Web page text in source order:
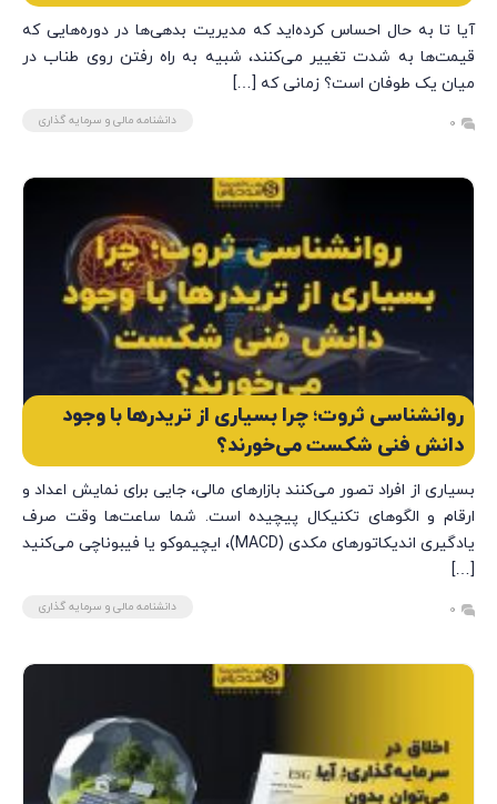
آیا تا به حال احساس کرده‌اید که مدیریت بدهی‌ها در دوره‌هایی که
قیمت‌ها به شدت تغییر می‌کنند، شبیه به راه رفتن روی طناب در
میان یک طوفان است؟ زمانی که […]
0 دانشنامه مالی و سرمایه گذاری
روانشناسی ثروت؛ چرا بسیاری از تریدرها با وجود
دانش فنی شکست می‌خورند؟
بسیاری از افراد تصور می‌کنند بازارهای مالی، جایی برای نمایش اعداد و
ارقام و الگوهای تکنیکال پیچیده است. شما ساعت‌ها وقت صرف
یادگیری اندیکاتورهای مکدی (MACD)، ایچیموکو یا فیبوناچی می‌کنید
[…]
0 دانشنامه مالی و سرمایه گذاری